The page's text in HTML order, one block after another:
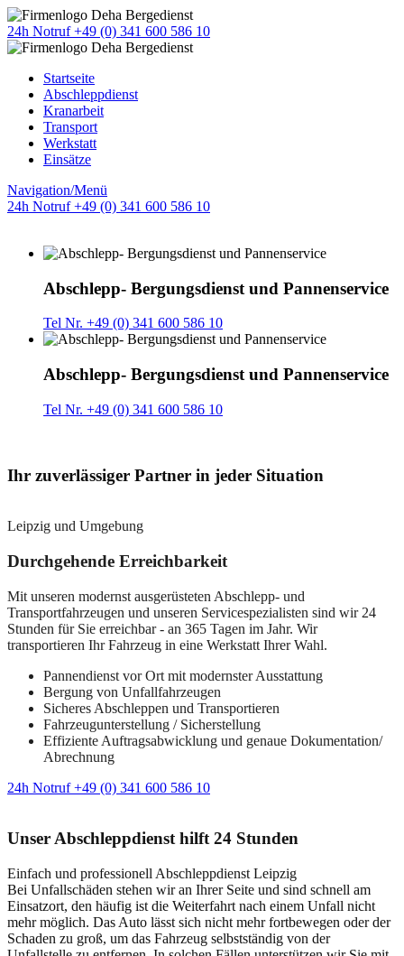
24h Notruf +49 (0) 341 600 586 10
Startseite
Abschleppdienst
Kranarbeit
Transport
Werkstatt
Einsätze
Navigation/Menü
24h Notruf +49 (0) 341 600 586 10
Abschlepp- Bergungsdienst und Pannenservice
Tel Nr. +49 (0) 341 600 586 10
Abschlepp- Bergungsdienst und Pannenservice
Tel Nr. +49 (0) 341 600 586 10
Ihr zuverlässiger Partner in jeder Situation
Leipzig und Umgebung
Durchgehende Erreichbarkeit
Mit unseren modernst ausgerüsteten Abschlepp- und
Transportfahrzeugen und unseren Servicespezialisten sind wir 24
Stunden für Sie erreichbar - an 365 Tagen im Jahr. Wir
transportieren Ihr Fahrzeug in eine Werkstatt Ihrer Wahl.
Pannendienst vor Ort mit modernster Ausstattung
Bergung von Unfallfahrzeugen
Sicheres Abschleppen und Transportieren
Fahrzeugunterstellung / Sicherstellung
Effiziente Auftragsabwicklung und genaue Dokumentation/
Abrechnung
24h Notruf +49 (0) 341 600 586 10
Unser Abschleppdienst hilft 24 Stunden
Einfach und professionell Abschleppdienst Leipzig
Bei Unfallschäden stehen wir an Ihrer Seite und sind schnell am
Einsatzort, den häufig ist die Weiterfahrt nach einem Unfall nicht
mehr möglich. Das Auto lässt sich nicht mehr fortbewegen oder der
Schaden zu groß, um das Fahrzeug selbstständig von der